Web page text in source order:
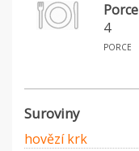
Porce
4
porce
Suroviny
hovězí krk